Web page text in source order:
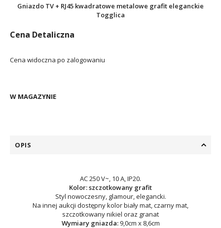
Gniazdo TV + RJ45 kwadratowe metalowe grafit eleganckie
Togglica
Cena Detaliczna
Cena widoczna po zalogowaniu
W MAGAZYNIE
OPIS
AC 250 V~, 10 A, IP20.
Kolor: szczotkowany grafit
Styl nowoczesny, glamour, elegancki.
Na innej aukcji dostępny kolor biały mat, czarny mat,
szczotkowany nikiel oraz granat
Wymiary gniazda:9,0cm x 8,6cm